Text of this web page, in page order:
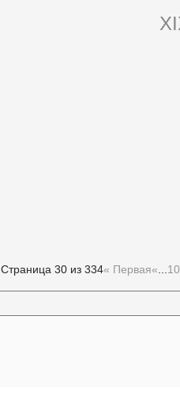
Страница 30 из 334« Первая« 10